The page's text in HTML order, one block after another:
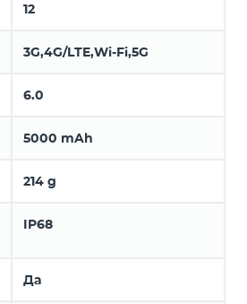
12
3G,4G/LTE,Wi-Fi,5G
6.0
5000 mAh
214 g
IP68
Да